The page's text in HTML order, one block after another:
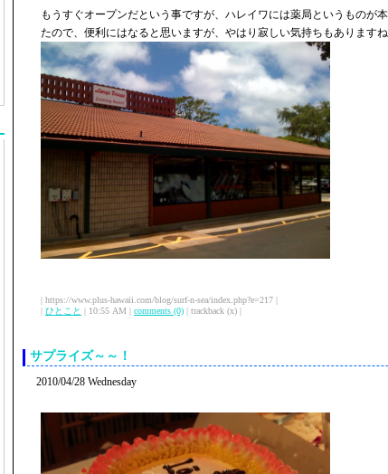
もうすぐオープンだという事ですが、ハレイワには薬局というものが
たので、便利にはなると思いますが、やはり寂しい気持ちもあります
| https://www.plus-hawaii.com/blog/surf-n-sea/index.php?e=217 |
| ひとこと | 10:55 AM | comments (0) | trackback (x) |
サプライズ～～！
2010/04/28 Wednesday